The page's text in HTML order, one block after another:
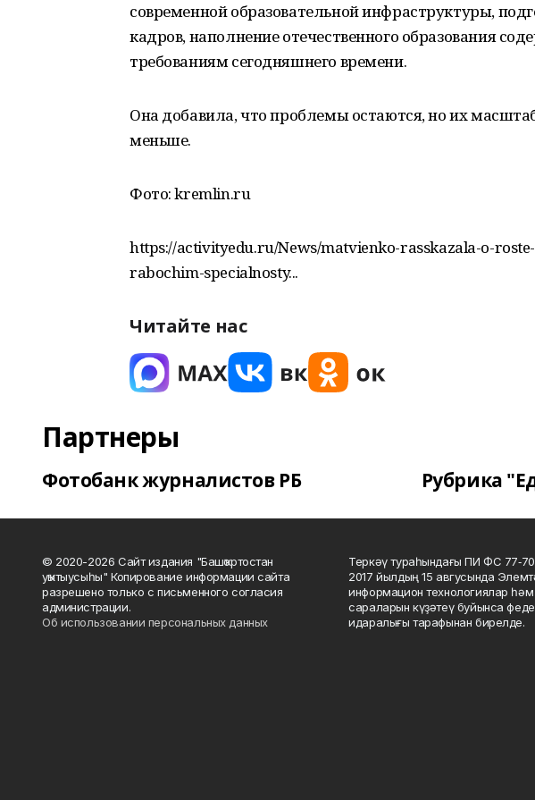
современной образовательной инфраструктуры,
кадров, наполнение отечественного образования
требованиям сегодняшнего времени.
Она добавила, что проблемы остаются, но их
меньше.
Фото: kremlin.ru
https://activityedu.ru/News/matvienko-rasskazala-o-
rabochim-specialnosty...
Читайте нас
Партнеры
Фотобанк журналистов РБ Рубрика
© 2020-2026 Сайт издания "Башҡортостан
уҡытыусыһы" Копирование информации сайта
разрешено только с письменного согласия
администрации.
Об использовании персональных данных
Теркәү тураһындағы ПИ ФС
2017 йылдың 15 авгусында
информацион технологиялар
сараларын күҙәтеү буйынса
идаралығы тарафынан бирелде.